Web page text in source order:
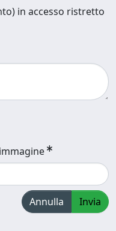
in accesso ristretto
Annulla Invia